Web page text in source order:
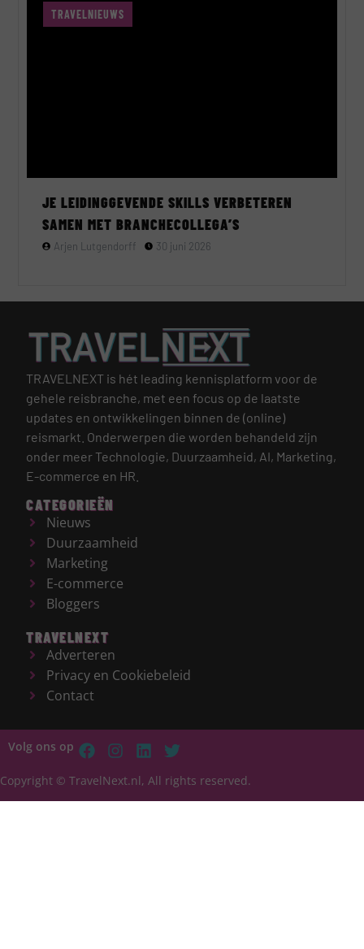
TRAVELNIEUWS
JE LEIDINGGEVENDE SKILLS VERBETEREN
SAMEN MET BRANCHECOLLEGA’S
Arjen Lutgendorff 30 juni 2026
TRAVELNEXT is hét leading kennisplatform voor de
gehele reisbranche, met een focus op de laatste
updates en ontwikkelingen binnen de (online)
reismarkt. Onderwerpen die worden behandeld zijn
onder meer Technologie, Duurzaamheid, AI, Marketing,
E-commerce en HR.
CATEGORIEËN
Nieuws
Duurzaamheid
Marketing
E-commerce
Bloggers
TRAVELNEXT
Adverteren
Privacy en Cookiebeleid
Contact
Volg ons op
Copyright © TravelNext.nl, All rights reserved.